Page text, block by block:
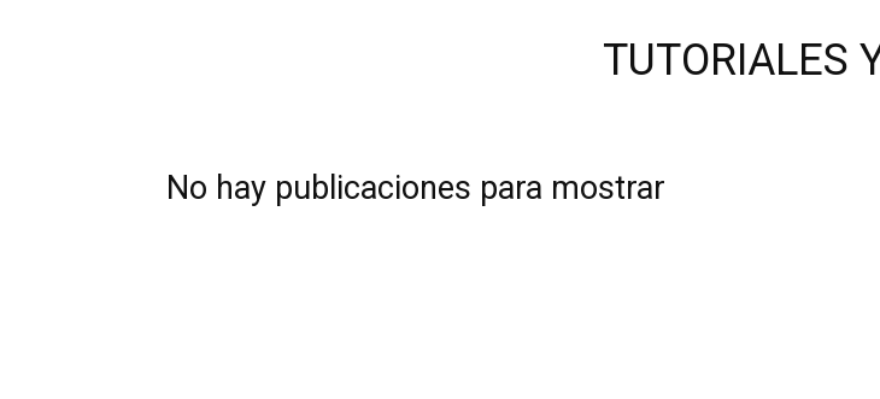
TUTORIALES
No hay publicaciones para mostrar